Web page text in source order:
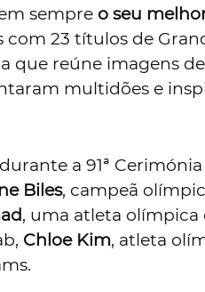
sempre o seu
com 23 títulos de
que reúne imagens
multidões e
a 91ª
Biles, campeã
, uma atleta olímpica
Chloe Kim, atleta